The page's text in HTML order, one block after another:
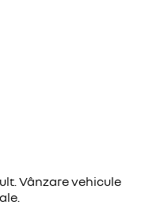
Vânzare vehicule